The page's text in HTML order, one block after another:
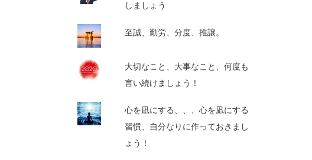
しましょう
至誠、勤労、分度、推譲。
大切なこと、大事なこと、何度も
言い続けましょう！
心を凪にする、、、心を凪にする
習慣、自分なりに作っておきまし
ょう！